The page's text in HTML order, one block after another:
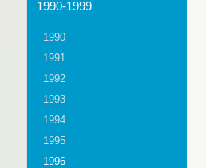
1990-1999
1990
1991
1992
1993
1994
1995
1996